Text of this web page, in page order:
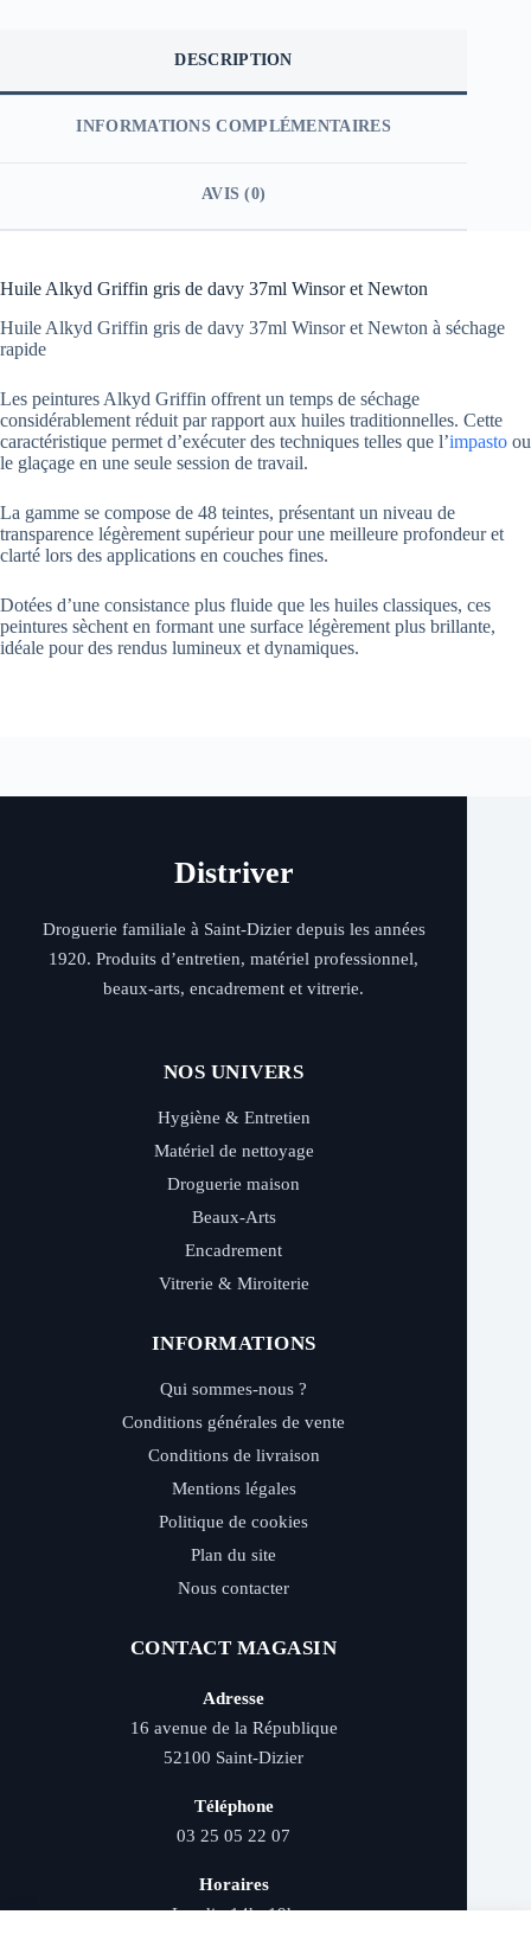
DESCRIPTION
INFORMATIONS COMPLÉMENTAIRES
AVIS (0)
Huile Alkyd Griffin gris de davy 37ml Winsor et Newton
Huile Alkyd Griffin gris de davy 37ml Winsor et Newton à séchage
rapide
Les peintures Alkyd Griffin offrent un temps de séchage
considérablement réduit par rapport aux huiles traditionnelles. Cette
caractéristique permet d’exécuter des techniques telles que l’impasto ou
le glaçage en une seule session de travail.
La gamme se compose de 48 teintes, présentant un niveau de
transparence légèrement supérieur pour une meilleure profondeur et
clarté lors des applications en couches fines.
Dotées d’une consistance plus fluide que les huiles classiques, ces
peintures sèchent en formant une surface légèrement plus brillante,
idéale pour des rendus lumineux et dynamiques.
Distriver
Droguerie familiale à Saint-Dizier depuis les années
1920. Produits d’entretien, matériel professionnel,
beaux-arts, encadrement et vitrerie.
NOS UNIVERS
Hygiène & Entretien
Matériel de nettoyage
Droguerie maison
Beaux-Arts
Encadrement
Vitrerie & Miroiterie
INFORMATIONS
Qui sommes-nous ?
Conditions générales de vente
Conditions de livraison
Mentions légales
Politique de cookies
Plan du site
Nous contacter
CONTACT MAGASIN
Adresse
16 avenue de la République
52100 Saint-Dizier
Téléphone
03 25 05 22 07
Horaires
Lundi : 14h–19h